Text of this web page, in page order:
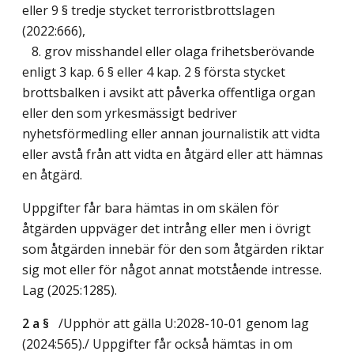
eller 9 § tredje stycket terroristbrottslagen
(2022:666),
8. grov misshandel eller olaga frihetsberövande
enligt 3 kap. 6 § eller 4 kap. 2 § första stycket
brottsbalken i avsikt att påverka offentliga organ
eller den som yrkesmässigt bedriver
nyhetsförmedling eller annan journalistik att vidta
eller avstå från att vidta en åtgärd eller att hämnas
en åtgärd.
Uppgifter får bara hämtas in om skälen för
åtgärden uppväger det intrång eller men i övrigt
som åtgärden innebär för den som åtgärden riktar
sig mot eller för något annat motstående intresse.
Lag (2025:1285).
2 a § /Upphör att gälla U:2028-10-01 genom lag
(2024:565)./ Uppgifter får också hämtas in om